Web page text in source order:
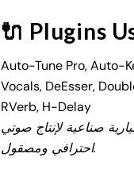
🔌 Plugins
Auto-Tune Pro, Auto-
Vocals, DeEsser,
RVerb, H-Delay
صناعية لإنتاج صوتي
احترافي ومصقول.